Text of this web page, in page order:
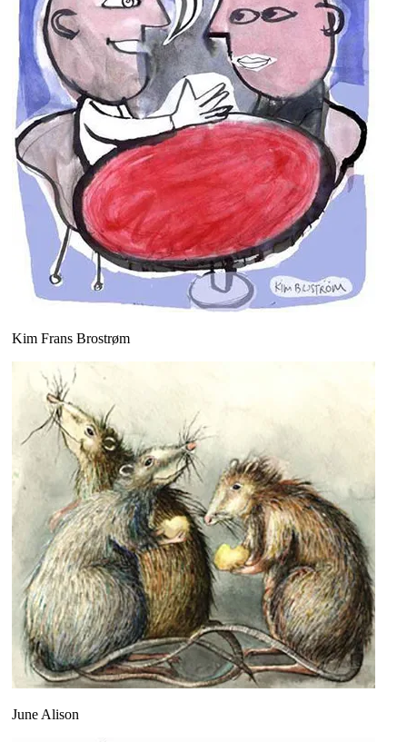
Kim Frans Brostrøm
June Alison